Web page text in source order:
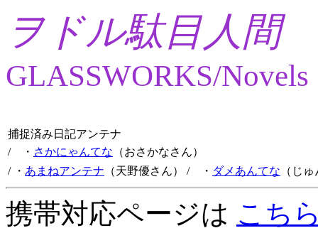
ヲドル駄目人間
GLASSWORKS/Novels
捕捉済み日記アンテナ
/ ・ さかにゃんてな （おさかなさん）
/ ・ あまねアンテナ （天野優さん） / ・ ダメあんてな （じ
携帯対応ページは こち